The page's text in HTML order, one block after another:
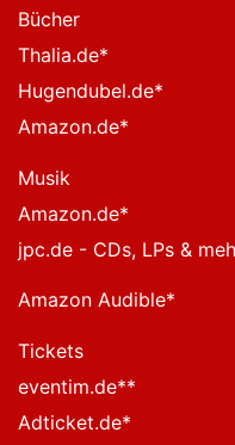
Bücher
Thalia.de*
Hugendubel.de*
Amazon.de*
Musik
Amazon.de*
jpc.de - CDs, LPs &
Amazon Audible*
Tickets
eventim.de**
Adticket.de*